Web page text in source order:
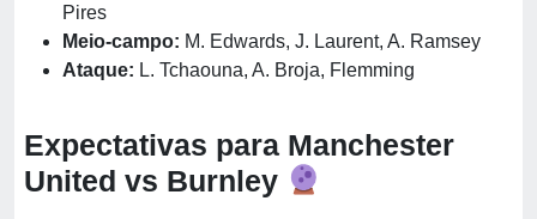
Pires
Meio-campo: M. Edwards, J. Laurent, A. Ramsey
Ataque: L. Tchaouna, A. Broja, Flemming
Expectativas para Manchester
United vs Burnley